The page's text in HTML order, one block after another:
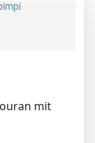
mit